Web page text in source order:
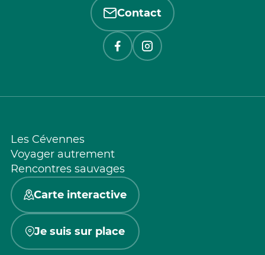
Contact
Les Cévennes
Voyager autrement
Rencontres sauvages
Carte interactive
Je suis sur place